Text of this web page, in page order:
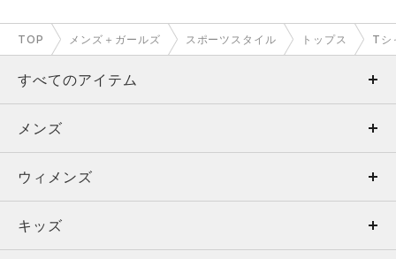
TOP メンズ＋ガールズ スポーツスタイル トップス Tシ
すべてのアイテム
メンズ
ウィメンズ
キッズ
メンズ
トップス
ボトムス
ウィメンズ
トップス
キッズ